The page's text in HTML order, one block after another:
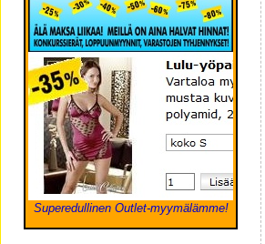
Superedullinen Outlet-myymälämme!